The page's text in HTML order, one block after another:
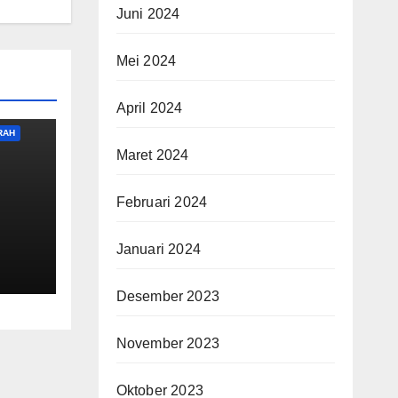
Juni 2024
Mei 2024
April 2024
Maret 2024
Februari 2024
Januari 2024
Desember 2023
November 2023
Oktober 2023